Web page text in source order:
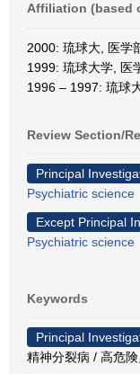
Affiliation (based
2000: 琉球大, 医学
1999: 琉球大学, 医
1996 – 1997: 琉球
Review Section/
Principal
Psychiatric science
Except Principal
Psychiatric science
Keywords
Principal
精神分裂病 / 高危険